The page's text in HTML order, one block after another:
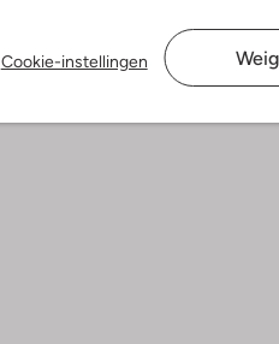
Cookie-instellingen